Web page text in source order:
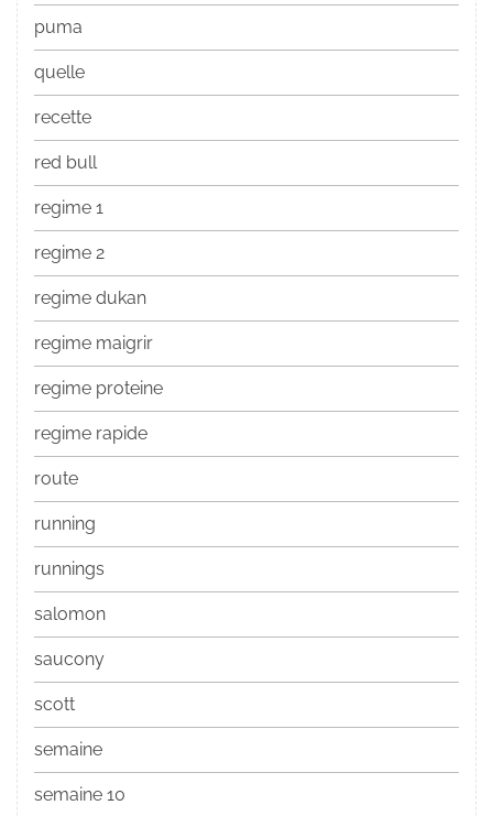
puma
quelle
recette
red bull
regime 1
regime 2
regime dukan
regime maigrir
regime proteine
regime rapide
route
running
runnings
salomon
saucony
scott
semaine
semaine 10